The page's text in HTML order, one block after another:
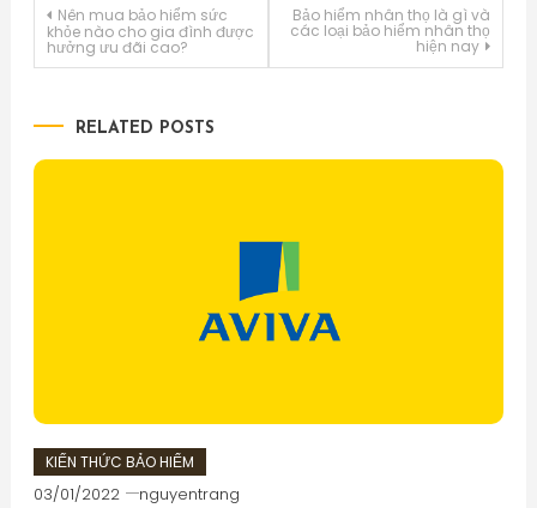
Điều
hướng
bài
viết
Nên mua bảo hiểm sức
khỏe nào cho gia đình được
hưởng ưu đãi cao?
Bảo hiểm nhân thọ là gì và
các loại bảo hiểm nhân thọ
hiện nay
RELATED POSTS
KIẾN THỨC BẢO HIỂM
03/01/2022 nguyentrang